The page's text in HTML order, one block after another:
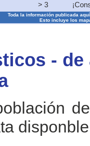
> 3
Toda la información publicada
Esto incluye los
-